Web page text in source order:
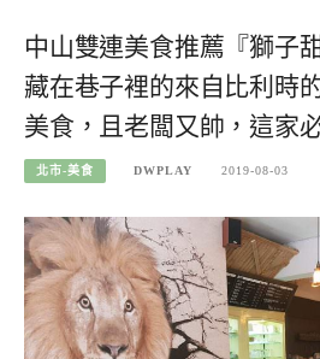
中山雙連美食推薦『獅子
藏在巷子裡的來自比利時
美食，且老闆又帥，這家
北市-美食 DWPLAY 2019-08-03